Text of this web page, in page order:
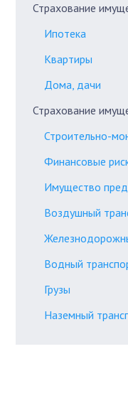
Страхование
Ипотека
Квартиры
Дома, дачи
Страхование
Строительно-
Финансовые
Имущество
Воздушный
Водный
Грузы
Наземный